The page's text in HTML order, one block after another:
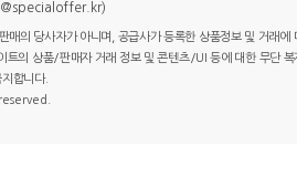
매의 당사자가 아니며, 공급사가 등록한 상품정보 및 거래
트의 상품/판매자 거래 정보 및 콘텐츠/UI 등에 대한 무단
합니다.